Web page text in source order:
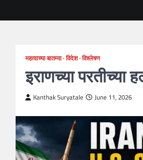
महत्वाच्या बातम्या विदेश विश्लेषण
इराणच्या परतीच्या
Kanthak Suryatale June 11, 2026